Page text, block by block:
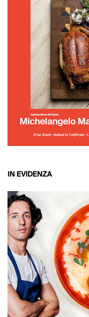
IN EVIDENZA